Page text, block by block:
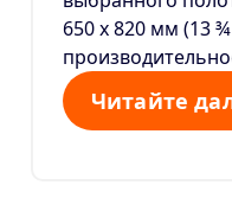
650 х 820 мм (13 ¾
Читайте